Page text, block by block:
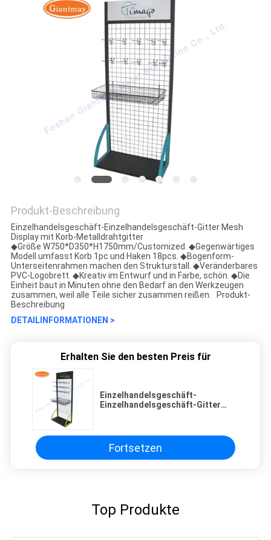
Produkt-Beschreibung
Einzelhandelsgeschäft-Einzelhandelsgeschäft-Gitter Mesh
Display mit Korb-Metalldrahtgitter
◆Größe W750*D350*H1750mm/Customized. ◆Gegenwärtiges
Modell umfasst Korb 1pc und Haken 18pcs. ◆Bogenform-
Unterseitenrahmen machen den Strukturstall. ◆Veränderbares
PVC-Logobrett. ◆Kreativ im Entwurf und in Farbe, schön. ◆Die
Einheit baut in Minuten ohne den Bedarf an den Werkzeugen
zusammen, weil alle Teile sicher zusammen reißen. Produkt-
Beschreibung
DETAILINFORMATIONEN >
Erhalten Sie den besten Preis für
Einzelhandelsgeschäft-
Einzelhandelsgeschäft-Gitter
Fortsetzen
Top Produkte